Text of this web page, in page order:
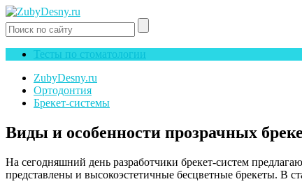
Тесты по стоматологии
ZubyDesny.ru
Ортодонтия
Брекет-системы
Виды и особенности прозрачных
На сегодняшний день разработчики брекет-систем
представлены и высокоэстетичные бесцветные брекеты. В